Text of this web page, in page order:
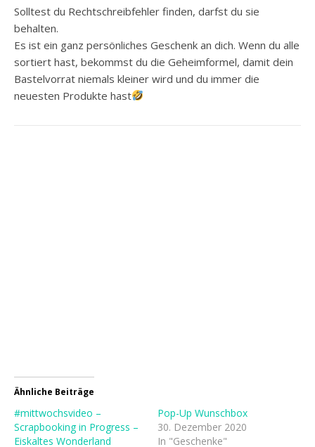
Solltest du Rechtschreibfehler finden, darfst du sie
behalten.
Es ist ein ganz persönliches Geschenk an dich. Wenn du alle
sortiert hast, bekommst du die Geheimformel, damit dein
Bastelvorrat niemals kleiner wird und du immer die
neuesten Produkte hast
Ähnliche Beiträge
#mittwochsvideo –
Scrapbooking in Progress –
Eiskaltes Wonderland
Pop-Up Wunschbox
30. Dezember 2020
In "Geschenke"